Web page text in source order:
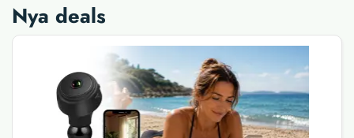
Nya deals